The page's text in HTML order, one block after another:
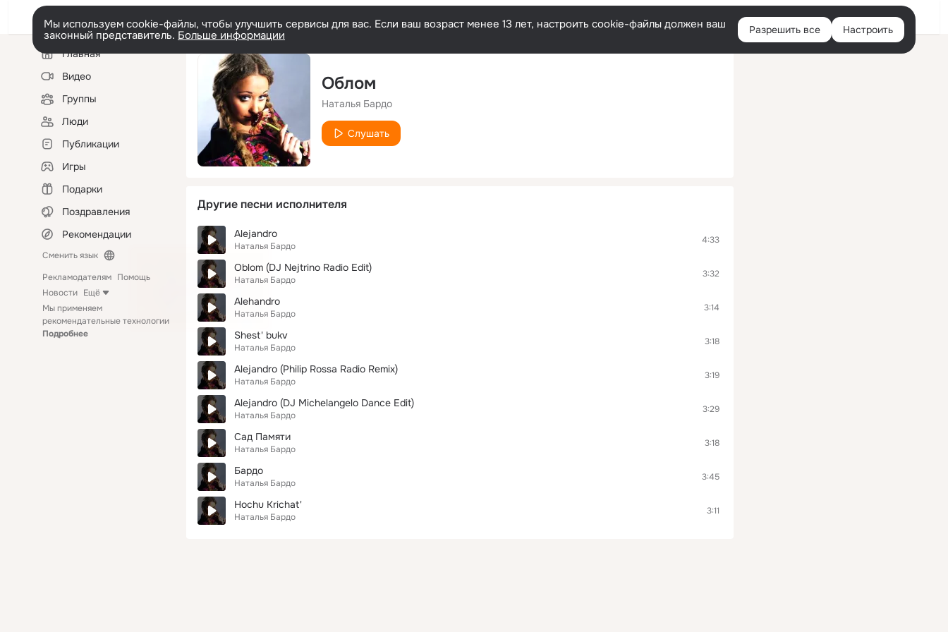
Войти
Мы используем cookie-файлы, чтобы улучшить сервисы для вас. Если ваш возраст менее 13 лет, настроить cookie-файлы должен ваш
законный представитель. Больше информации Разрешить все Настроить
Левая
колонкаГлавная
Видео
Группы
Люди
Публикации
Игры
Подарки
Поздравления
Рекомендации
Сменить язык
Рекламодателям Помощь
Новости Ещё
Мы применяем
рекомендательные технологии
Подробнее
Облом
Наталья Бардо
Слушать
Другие песни исполнителя
Alejandro
Наталья Бардо
4:33
Oblom (DJ Nejtrino Radio Edit)
Наталья Бардо
3:32
Alehandro
Наталья Бардо
3:14
Shest' bukv
Наталья Бардо
3:18
Аlejandro (Philip Rossa Radio Remix)
Наталья Бардо
3:19
Alejandro (DJ Michelangelo Dance Edit)
Наталья Бардо
3:29
Сад Памяти
Наталья Бардо
3:18
Бардо
Наталья Бардо
3:45
Hochu Krichat'
Наталья Бардо
3:11